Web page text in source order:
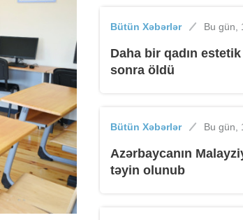
Bütün Xəbərlər Bu gün,
Daha bir qadın
sonra öldü
Bütün Xəbərlər Bu gün,
Azərbaycanın
təyin olunub